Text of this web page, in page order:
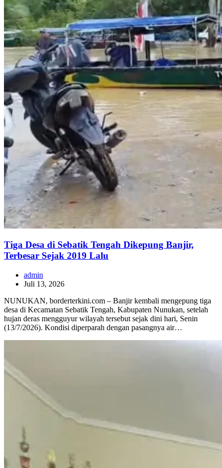
Tiga Desa di Sebatik Tengah Dikepung Banjir,
Terbesar Sejak 2019 Lalu
admin
Juli 13, 2026
NUNUKAN, borderterkini.com – Banjir kembali mengepung tiga
desa di Kecamatan Sebatik Tengah, Kabupaten Nunukan, setelah
hujan deras mengguyur wilayah tersebut sejak dini hari, Senin
(13/7/2026). Kondisi diperparah dengan pasangnya air…